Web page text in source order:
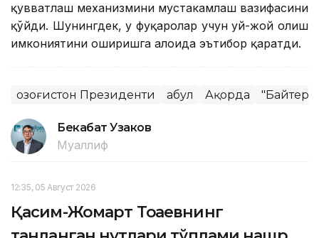
қувватлаш механизмини мустаҳкамлаш вазифасини
қўйди. Шунингдек, у фуқаролар учун уй-жой олиш
имкониятини оширишга алоҳида эътибор қаратди.
Қозоғистон Президенти Қабул Ақорда
Бекабат Узаков
Муаллиф
12:35, 05 Август 2026
Қасим-Жомарт Тоқаевнинг